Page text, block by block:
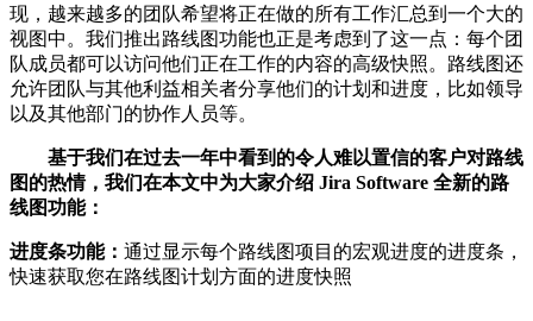
现，越来越多的团队希望将正在做的所有工作汇总到一个大的
视图中。我们推出路线图功能也正是考虑到了这一点：每个团
队成员都可以访问他们正在工作的内容的高级快照。路线图还
允许团队与其他利益相关者分享他们的计划和进度，比如领导
以及其他部门的协作人员等。
基于我们在过去一年中看到的令人难以置信的客户对路线
图的热情，我们在本文中为大家介绍 Jira Software 全新的路
线图功能：
进度条功能： 通过显示每个路线图项目的宏观进度的进度条，
快速获取您在路线图计划方面的进度快照